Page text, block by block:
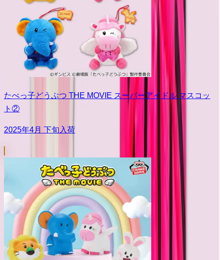
たべっ子どうぶつ THE MOVIE スーパーアイドル マスコッ
ト②
2025年4月 下旬入荷